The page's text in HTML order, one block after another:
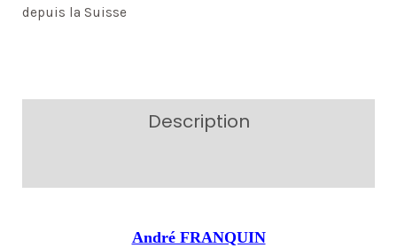
depuis la Suisse
Description
André FRANQUIN